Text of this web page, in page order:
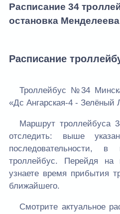
Расписание 34
остановка Менделеева
Расписание
Троллейбус №34
«Дс Ангарская-4 - Зелёный
Маршрут троллейбуса
отследить: выше
последовательности, в
троллейбус. Перейдя на
узнаете время прибытия
ближайшего.
Смотрите актуальное